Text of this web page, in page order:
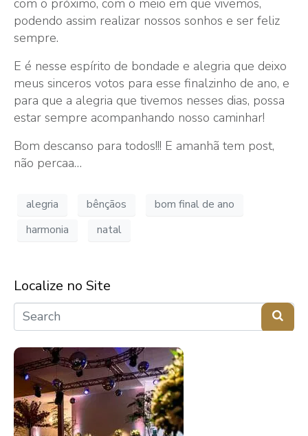
podendo assim realizar nossos sonhos e ser feliz
sempre.
E é nesse espírito de bondade e alegria que deixo
meus sinceros votos para esse finalzinho de ano, e
para que a alegria que tivemos nesses dias, possa
estar sempre acompanhando nosso caminhar!
Bom descanso para todos!!! E amanhã tem post,
não percaa…
alegria bênçãos
bom final de ano
harmonia
natal
Localize no Site